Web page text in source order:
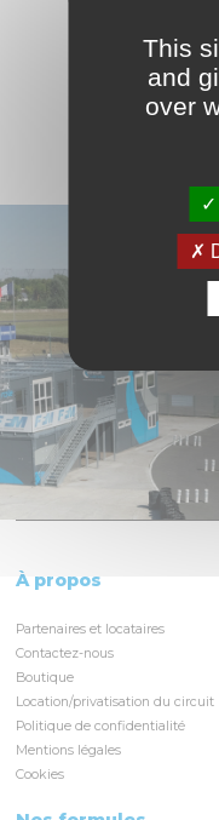
À propos
Partenaires et locataires
Contactez-nous
Boutique
Location/privatisation du circuit
Politique de confidentialité
Mentions légales
Cookies
This
and
over